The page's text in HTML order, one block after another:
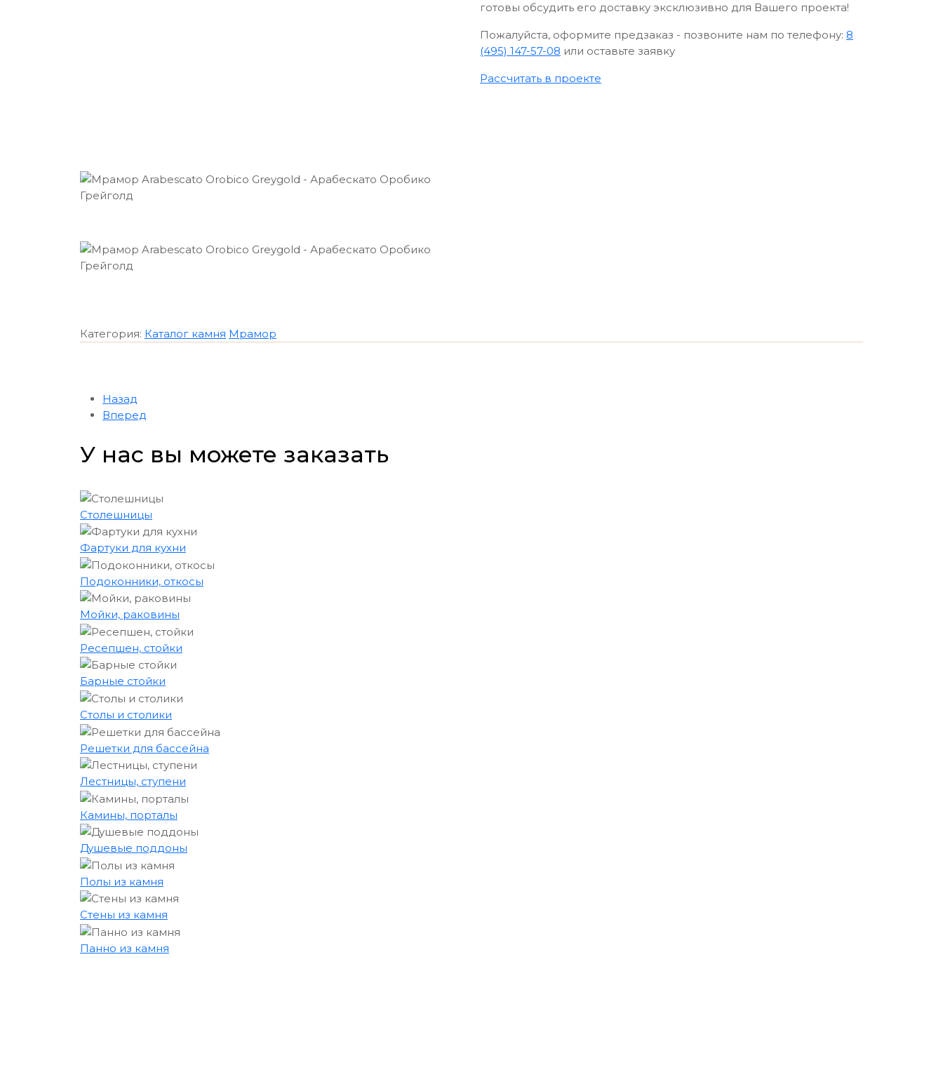
готовы обсудить его доставку эксклюзивно для Вашего проекта!
Пожалуйста, оформите предзаказ - позвоните нам по телефону: 8
(495) 147-57-08 или оставьте заявку
Рассчитать в проекте
Категория: Каталог камня Мрамор
Назад
Вперед
У нас вы можете заказать
Столешницы
Фартуки для кухни
Подоконники, откосы
Мойки, раковины
Ресепшен, стойки
Барные стойки
Столы и столики
Решетки для бассейна
Лестницы, ступени
Камины, порталы
Душевые поддоны
Полы из камня
Стены из камня
Панно из камня